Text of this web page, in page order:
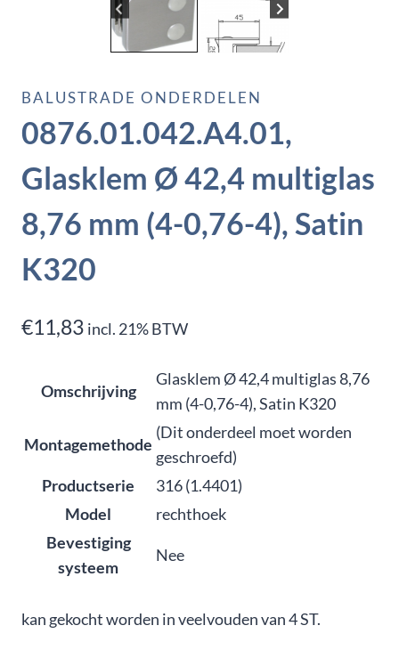
BALUSTRADE ONDERDELEN
0876.01.042.A4.01,
Glasklem Ø 42,4 multiglas
8,76 mm (4-0,76-4), Satin
K320
€11,83 incl. 21% BTW
Omschrijving
Glasklem Ø 42,4 multiglas 8,76
mm (4-0,76-4), Satin K320
Montagemethode
(Dit onderdeel moet worden
geschroefd)
Productserie
316 (1.4401)
Model
rechthoek
Bevestiging
systeem
Nee
kan gekocht worden in veelvouden van 4 ST.